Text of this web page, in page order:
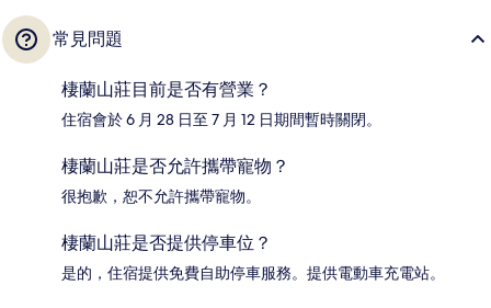
常見問題
棲蘭山莊目前是否有營業？
住宿會於 6 月 28 日至 7 月 12 日期間暫時關閉。
棲蘭山莊是否允許攜帶寵物？
很抱歉，恕不允許攜帶寵物。
棲蘭山莊是否提供停車位？
是的，住宿提供免費自助停車服務。提供電動車充電站。